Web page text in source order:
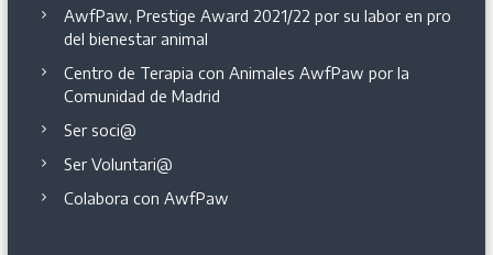
AwfPaw, Prestige Award 2021/22 por su labor en pro
del bienestar animal
Centro de Terapia con Animales AwfPaw por la
Comunidad de Madrid
Ser soci@
Ser Voluntari@
Colabora con AwfPaw